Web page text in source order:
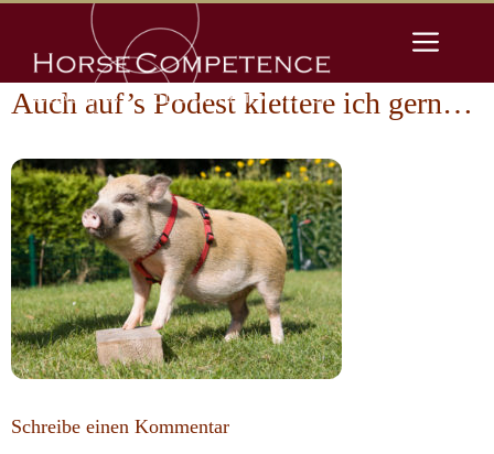
springen
Auch auf’s Podest klettere ich gern…
Schreibe einen Kommentar